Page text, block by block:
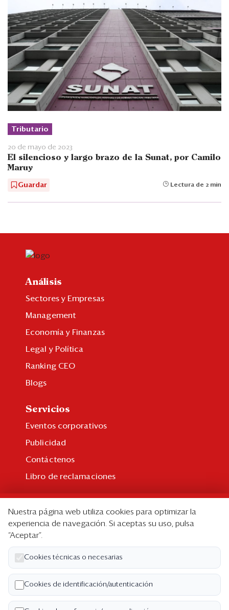
Tributario
20 de mayo de 2023
El silencioso y largo brazo de la Sunat, por Camilo
Maruy
Guardar Lectura de 2 min
Análisis
Sectores y Empresas
Management
Economía y Finanzas
Legal y Política
Ranking CEO
Blogs
Servicios
Eventos corporativos
Publicidad
Contáctenos
Libro de reclamaciones
Suscripción individual
Paquetes corporativos
Edición Impresa
Nosotros
Quiénes somos
Nuestra página web utiliza cookies para optimizar la
experiencia de navegación. Si aceptas su uso, pulsa
“Aceptar”.
Cookies técnicas o necesarias
Cookies de identificación/autenticación